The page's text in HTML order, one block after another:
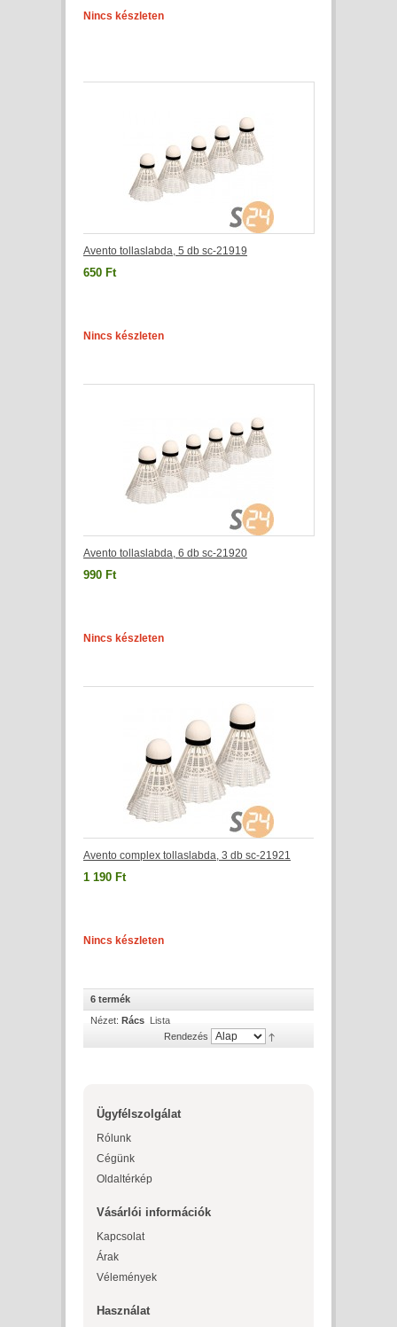
Nincs készleten
Avento tollaslabda, 5 db sc-21919
650 Ft
Nincs készleten
Avento tollaslabda, 6 db sc-21920
990 Ft
Nincs készleten
Avento complex tollaslabda, 3 db sc-21921
1 190 Ft
Nincs készleten
6 termék
Nézet: Rács Lista
Rendezés
Ügyfélszolgálat
Rólunk
Cégünk
Oldaltérkép
Vásárlói információk
Kapcsolat
Árak
Vélemények
Használat